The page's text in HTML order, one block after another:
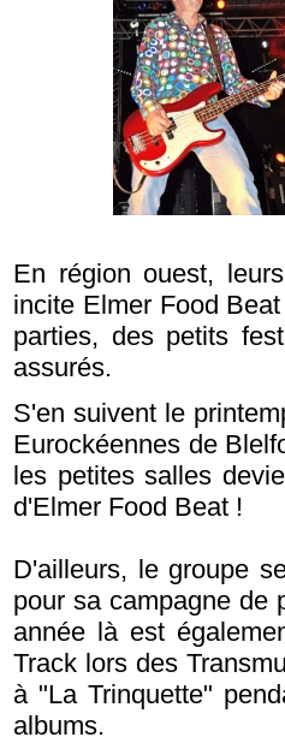
En région ouest,
incite Elmer Food
parties, des petits
assurés.
S'en suivent le
Eurockéennes de
les petites salles
d'Elmer Food Beat !
D'ailleurs, le groupe
pour sa campagne de
année là est
Track lors des
à "La Trinquette"
albums.